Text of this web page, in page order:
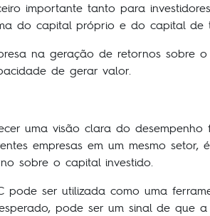
importante tanto para
do capital próprio e do capital de
na geração de retornos sobre
de gerar valor.
uma visão clara do
empresas em um mesmo
sobre o capital investido.
pode ser utilizada como uma
pode ser um sinal de que